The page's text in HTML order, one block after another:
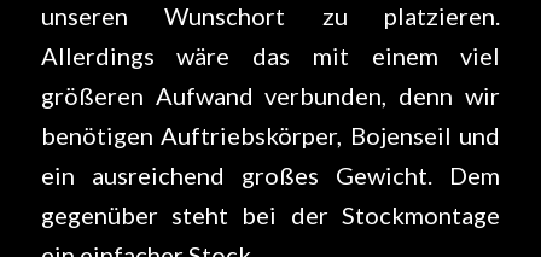
unseren Wunschort zu platzieren.
Allerdings wäre das mit einem viel
größeren Aufwand verbunden, denn wir
benötigen Auftriebskörper, Bojenseil und
ein ausreichend großes Gewicht. Dem
gegenüber steht bei der Stockmontage